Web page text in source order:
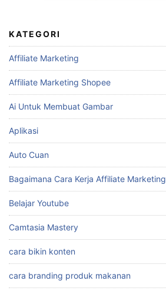
KATEGORI
Affiliate Marketing
Affiliate Marketing Shopee
Ai Untuk Membuat Gambar
Aplikasi
Auto Cuan
Bagaimana Cara Kerja Affiliate Marketing
Belajar Youtube
Camtasia Mastery
cara bikin konten
cara branding produk makanan